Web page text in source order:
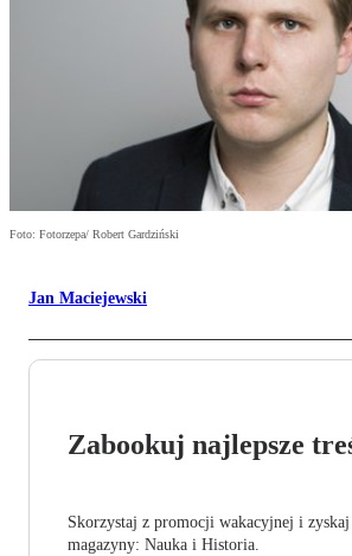
Foto: Fotorzepa/ Robert Gardziński
Jan Maciejewski
Zabookuj najlepsze
Skorzystaj z promocji wakacyjnej i
magazyny: Nauka i Historia.